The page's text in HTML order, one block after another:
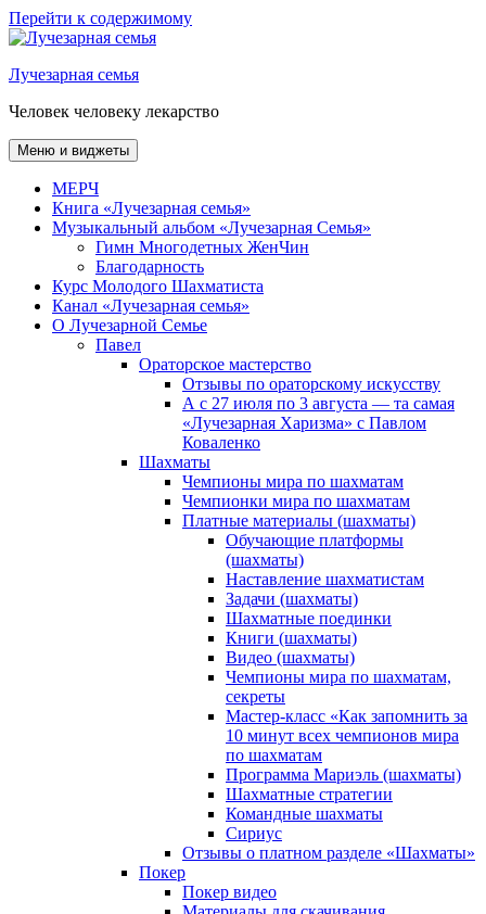
Перейти к содержимому
Лучезарная семья
Человек человеку лекарство
Меню и виджеты
МЕРЧ
Книга «Лучезарная семья»
Музыкальный альбом «Лучезарная Семья»
Гимн Многодетных ЖенЧин
Благодарность
Курс Молодого Шахматиста
Канал «Лучезарная семья»
О Лучезарной Семье
Павел
Ораторское мастерство
Отзывы по ораторскому искусству
А с 27 июля по 3 августа — та самая
«Лучезарная Харизма» с Павлом
Коваленко
Шахматы
Чемпионы мира по шахматам
Чемпионки мира по шахматам
Платные материалы (шахматы)
Обучающие платформы
(шахматы)
Наставление шахматистам
Задачи (шахматы)
Шахматные поединки
Книги (шахматы)
Видео (шахматы)
Чемпионы мира по шахматам,
секреты
Мастер-класс «Как запомнить за
10 минут всех чемпионов мира
по шахматам
Программа Мариэль (шахматы)
Шахматные стратегии
Командные шахматы
Сириус
Отзывы о платном разделе «Шахматы»
Покер
Покер видео